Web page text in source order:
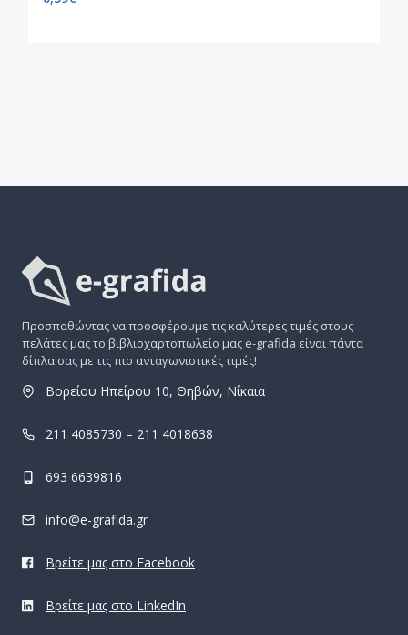
Προσπαθώντας να προσφέρουμε τις καλύτερες τιμές στους
πελάτες μας το βιβλιοχαρτοπωλείο μας e-grafida είναι πάντα
δίπλα σας με τις πιο ανταγωνιστικές τιμές!
Βορείου Ηπείρου 10, Θηβών, Νίκαια
211 4085730 – 211 4018638
693 6639816
info@e-grafida.gr
Βρείτε μας στο Facebook
Βρείτε μας στο LinkedIn